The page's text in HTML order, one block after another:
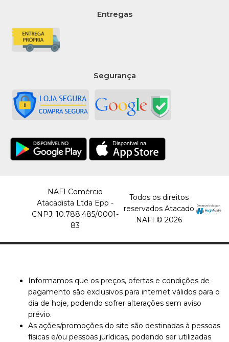
Entregas
Segurança
NAFI Comércio
Atacadista Ltda Epp -
CNPJ: 10.788.485/0001-
83
Todos os direitos
reservados Atacado
NAFI © 2026
Informamos que os preços, ofertas e condições de
pagamento são exclusivos para internet válidos para o
dia de hoje, podendo sofrer alterações sem aviso
prévio.
As ações/promoções do site são destinadas à pessoas
físicas e/ou pessoas jurídicas, podendo ser utilizadas